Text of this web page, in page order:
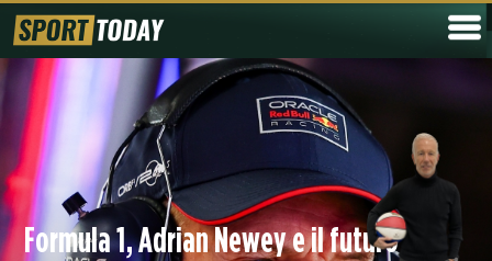
Formula 1, Adrian Newey e il futuro